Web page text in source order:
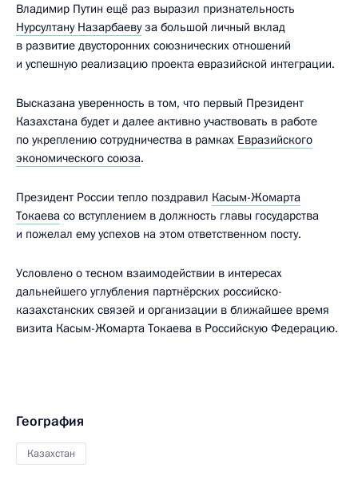
Владимир Путин ещё раз выразил признательность
Нурсултану Назарбаевуза большой личный вклад
в развитие двусторонних союзнических отношений
и успешную реализацию проекта евразийской интеграции.
Высказана уверенность в том, что первый Президент
Казахстана будет и далее активно участвовать в работе
по укреплению сотрудничества в рамках Евразийского
экономического союза.
Президент России тепло поздравил Касым-Жомарта
Токаева со вступлением в должность главы государства
и пожелал ему успехов на этом ответственном посту.
Условлено о тесном взаимодействии в интересах
дальнейшего углубления партнёрских российско-
казахстанских связей и организации в ближайшее время
визита Касым-Жомарта Токаева в Российскую Федерацию.
География
Казахстан